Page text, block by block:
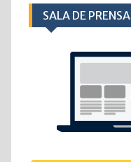
SALA DE PRENSA